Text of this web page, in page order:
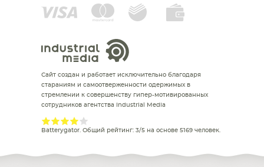
Сайт создан и работает исключительно благодаря
стараниям и самоотверженности одержимых в
стремлении к совершенству гипер-мотивированных
сотрудников агентства Industrial Media
Batterygator. Общий рейтинг: 3/5 на основе 5169 человек.